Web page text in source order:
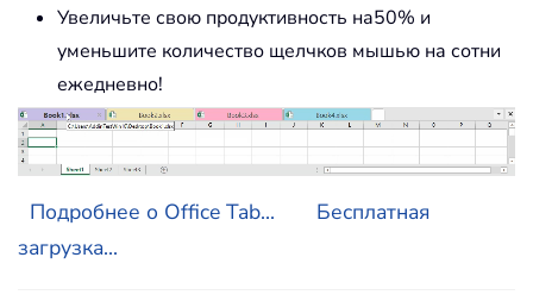
Увеличьте свою продуктивность на50% и
уменьшите количество щелчков мышью на сотни
ежедневно!
Подробнее о Office Tab...
Бесплатная
загрузка...